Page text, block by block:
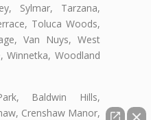
Sylmar, Tarzana,
Toluca Woods,
Van Nuys, West
Winnetka, Woodland
Baldwin Hills,
Crenshaw Manor,